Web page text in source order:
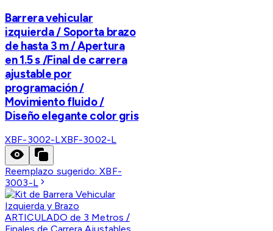
Barrera vehicular
izquierda / Soporta brazo
de hasta 3 m / Apertura
en 1.5 s /Final de carrera
ajustable por
programación /
Movimiento fluido /
Diseño elegante color gris
XBF-3002-LXBF-3002-L
Reemplazo sugerido:XBF-
3003-L